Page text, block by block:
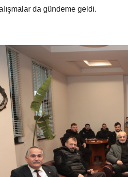
da gündeme geldi.